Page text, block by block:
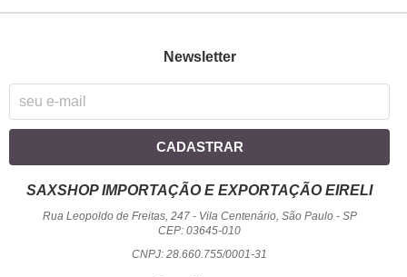
Newsletter
CADASTRAR
SAXSHOP IMPORTAÇÃO E EXPORTAÇÃO EIRELI
Rua Leopoldo de Freitas, 247- Vila Centenário, São Paulo- SP
CEP: 03645-010
CNPJ: 28.660.755/0001-31